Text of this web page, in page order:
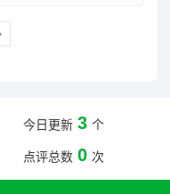
今日更新 3 个
点评总数 0 次